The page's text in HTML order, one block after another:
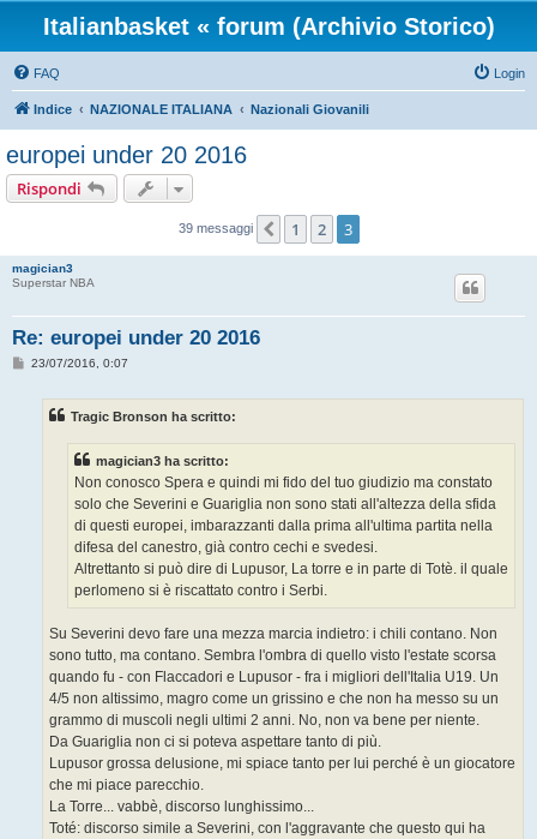
Italianbasket « forum (Archivio Storico)
FAQ Login
Indice NAZIONALE ITALIANA Nazionali Giovanili
europei under 20 2016
Rispondi
39 messaggi Precedente
1 2 3
magician3
Superstar NBA
Re: europei under 20 2016
M23/07/2016, 0:07
Tragic Bronson ha scritto:
magician3 ha scritto:
Non conosco Spera e quindi mi fido del tuo giudizio ma constato
solo che Severini e Guariglia non sono stati all'altezza della sfida
di questi europei, imbarazzanti dalla prima all'ultima partita nella
difesa del canestro, già contro cechi e svedesi.
Altrettanto si può dire di Lupusor, La torre e in parte di Totè. il quale
perlomeno si è riscattato contro i Serbi.
Su Severini devo fare una mezza marcia indietro: i chili contano. Non
sono tutto, ma contano. Sembra l'ombra di quello visto l'estate scorsa
quando fu - con Flaccadori e Lupusor - fra i migliori dell'Italia U19. Un
4/5 non altissimo, magro come un grissino e che non ha messo su un
grammo di muscoli negli ultimi 2 anni. No, non va bene per niente.
Da Guariglia non ci si poteva aspettare tanto di più.
Lupusor grossa delusione, mi spiace tanto per lui perché è un giocatore
che mi piace parecchio.
La Torre... vabbè, discorso lunghissimo...
Toté: discorso simile a Severini, con l'aggravante che questo qui ha